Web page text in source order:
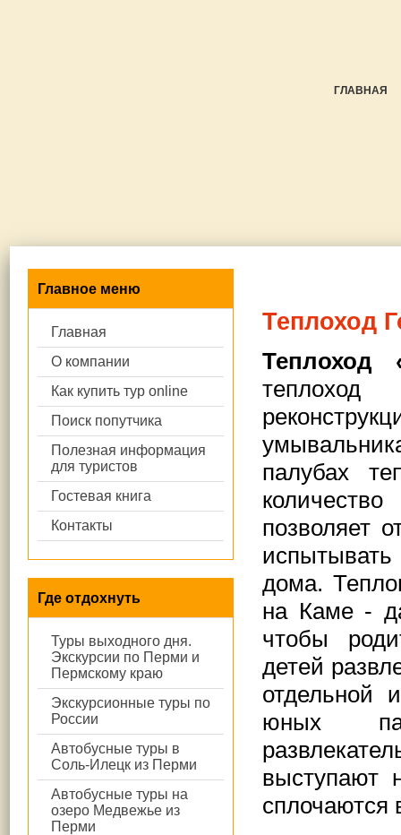
ГЛАВНАЯ
Главное меню
Главная
О компании
Как купить тур online
Поиск попутчика
Полезная информация
для туристов
Гостевая книга
Контакты
Где отдохнуть
Туры выходного дня.
Экскурсии по Перми и
Пермскому краю
Экскурсионные туры по
России
Автобусные туры в
Соль-Илецк из Перми
Автобусные туры на
озеро Медвежье из
Перми
Теплоход
Теплоход
палубах
позволяет
дома.
на Каме -
чтобы
детей
отдельной
юных
выступают
сплочаются